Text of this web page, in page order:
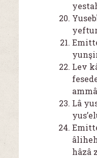
Lev
Lâ
hâzâ